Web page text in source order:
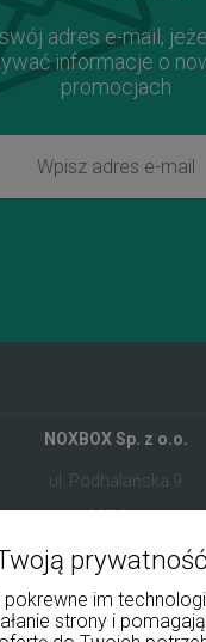
adres e-mail,
informacje o
promocjach
NOXBOX Sp. z o.o.
ul. Podhalańska 9
41-907 Bytom
+48 534 555 344
sklep@noxbox.pl
prywatność
pokrewne im
strony i